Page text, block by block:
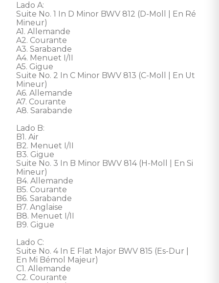
Lado A:
Suite No. 1 In D Minor BWV 812 (D-Moll | En Ré
Mineur)
A1. Allemande
A2. Courante
A3. Sarabande
A4. Menuet I/II
A5. Gigue
Suite No. 2 In C Minor BWV 813 (C-Moll | En Ut
Mineur)
A6. Allemande
A7. Courante
A8. Sarabande
Lado B:
B1. Air
B2. Menuet I/II
B3. Gigue
Suite No. 3 In B Minor BWV 814 (H-Moll | En Si
Mineur)
B4. Allemande
B5. Courante
B6. Sarabande
B7. Anglaise
B8. Menuet I/II
B9. Gigue
Lado C:
Suite No. 4 In E Flat Major BWV 815 (Es-Dur |
En Mi Bémol Majeur)
C1. Allemande
C2. Courante